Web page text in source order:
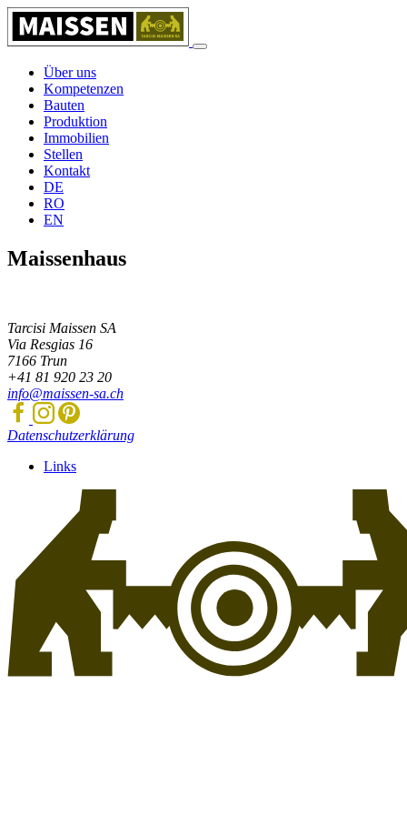
Über uns
Kompetenzen
Bauten
Produktion
Immobilien
Stellen
Kontakt
DE
RO
EN
Maissenhaus
Tarcisi Maissen SA
Via Resgias 16
7166 Trun
+41 81 920 23 20
info@maissen-sa.ch
Datenschutzerklärung
Links